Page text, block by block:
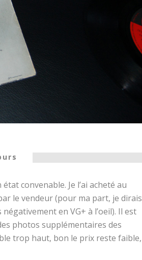
convenable. Je l’ai acheté au
le vendeur (pour ma part, je dirais
en VG+ à l’oeil). Il est
photos supplémentaires des
trop haut, bon le prix reste faible,